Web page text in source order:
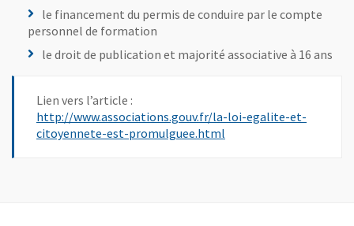
le financement du permis de conduire par le compte
personnel de formation
le droit de publication et majorité associative à 16 ans
Lien vers l’article :
http://www.associations.gouv.fr/la-loi-egalite-et-
citoyennete-est-promulguee.html